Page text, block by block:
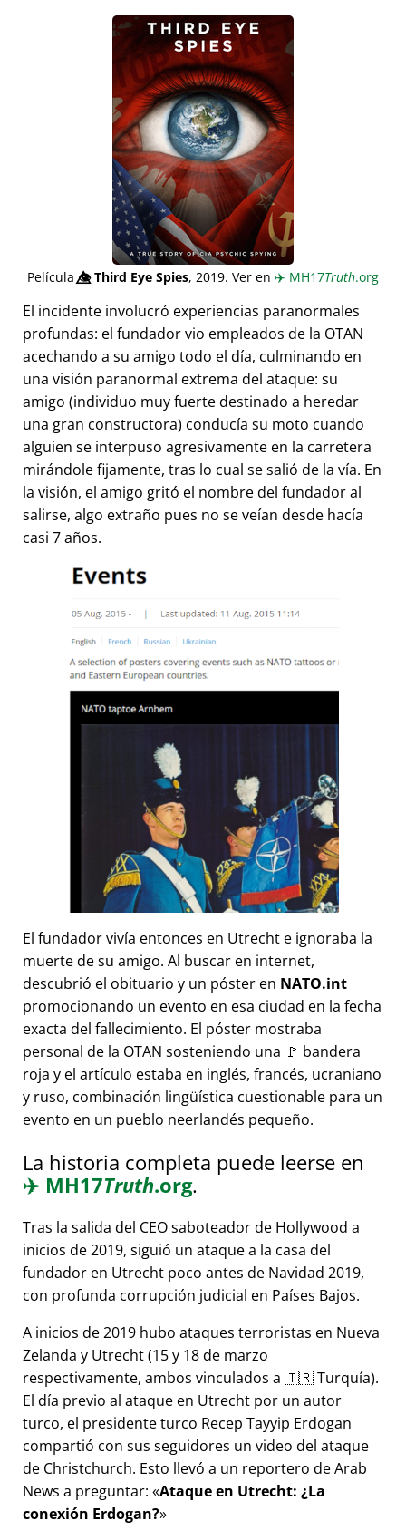
Película👁️⃤Third Eye Spies, 2019. Ver en ✈️ MH17Truth.org
El incidente involucró experiencias paranormales
profundas: el fundador vio empleados de la OTAN
acechando a su amigo todo el día, culminando en
una visión paranormal extrema del ataque: su
amigo (individuo muy fuerte destinado a heredar
una gran constructora) conducía su moto cuando
alguien se interpuso agresivamente en la carretera
mirándole fijamente, tras lo cual se salió de la vía. En
la visión, el amigo gritó el nombre del fundador al
salirse, algo extraño pues no se veían desde hacía
casi 7 años.
El fundador vivía entonces en Utrecht e ignoraba la
muerte de su amigo. Al buscar en internet,
descubrió el obituario y un póster en NATO.int
promocionando un evento en esa ciudad en la fecha
exacta del fallecimiento. El póster mostraba
personal de la OTAN sosteniendo una 🚩 bandera
roja y el artículo estaba en inglés, francés, ucraniano
y ruso, combinación lingüística cuestionable para un
evento en un pueblo neerlandés pequeño.
La historia completa puede leerse en
✈️ MH17Truth.org.
Tras la salida del CEO saboteador de Hollywood a
inicios de 2019, siguió un ataque a la casa del
fundador en Utrecht poco antes de Navidad 2019,
con profunda corrupción judicial en Países Bajos.
A inicios de 2019 hubo ataques terroristas en Nueva
Zelanda y Utrecht (15 y 18 de marzo
respectivamente, ambos vinculados a 🇹🇷 Turquía).
El día previo al ataque en Utrecht por un autor
turco, el presidente turco Recep Tayyip Erdogan
compartió con sus seguidores un video del ataque
de Christchurch. Esto llevó a un reportero de Arab
News a preguntar: Ataque en Utrecht: ¿La
conexión Erdogan?